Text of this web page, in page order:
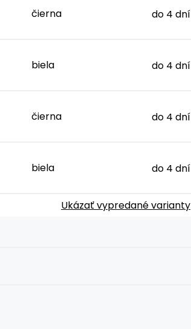
čierna do 4 dní
biela do 4 dní
čierna do 4 dní
biela do 4 dní
Ukázať vypredané varianty